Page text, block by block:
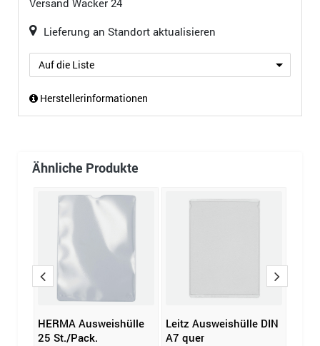
Versand Wacker 24
Lieferung an Standort aktualisieren
Auf die Liste
Herstellerinformationen
Ähnliche Produkte
HERMA Ausweishülle
25 St./Pack.
Leitz Ausweishülle DIN
A7 quer